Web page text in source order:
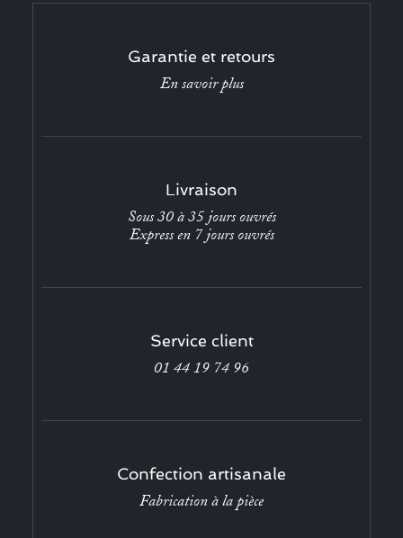
Garantie et retours
En savoir plus
Livraison
Sous 30 à 35 jours ouvrés
Express en 7 jours ouvrés
Service client
01 44 19 74 96
Confection artisanale
Fabrication à la pièce